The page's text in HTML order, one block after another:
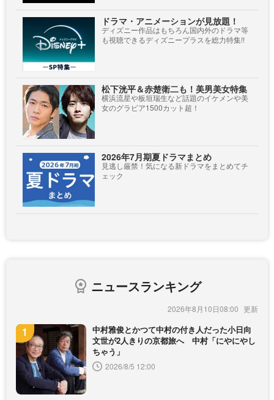
ドラマ・アニメーションが見放題！
ディズニー作品はもちろん国内外のドラマ等
も視聴できるディズニープラスを総力特集!!
松下洸平＆赤楚衛二も！美男美女特集
横浜流星や板垣瑞生など話題のイケメンや美
女のグラビア1500カット超！
2026年7月期夏ドラマまとめ
見逃し厳禁！気になる新ドラマをまとめてチ
ェック
ニュースランキング
2026年8月10日08:00
中村雅俊とかつて中村の付き人だった小日向
文世が2人きりの京都旅へ 中村「にやにやし
ちゃう」
2026/8/5 12:00